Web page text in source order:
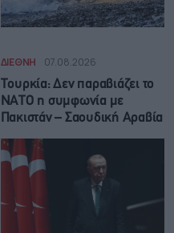
ΔΙΕΘΝΗ 07.08.2026
Τουρκία: Δεν παραβιάζει το
ΝΑΤΟ η συμφωνία με
Πακιστάν – Σαουδική Αραβία